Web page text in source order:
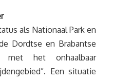
als Nationaal Park en
Dordtse en Brabantse
met het onhaalbaar
Een situatie